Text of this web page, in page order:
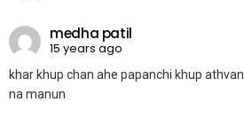
medha patil
15 years ago
khar khup chan ahe papanchi khup
na manun